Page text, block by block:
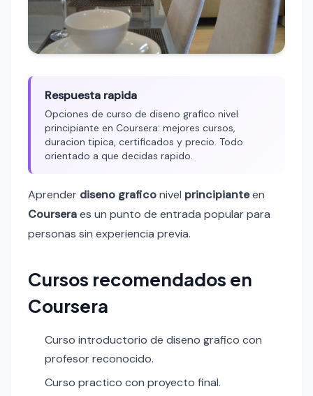
Respuesta rapida
Opciones de curso de diseno grafico nivel
principiante en Coursera: mejores cursos,
duracion tipica, certificados y precio. Todo
orientado a que decidas rapido.
Aprender diseno graficonivel principianteen
Courseraes un punto de entrada popular para
personas sin experiencia previa.
Cursos recomendados en
Coursera
Curso introductorio de diseno grafico con
profesor reconocido.
Curso practico con proyecto final.